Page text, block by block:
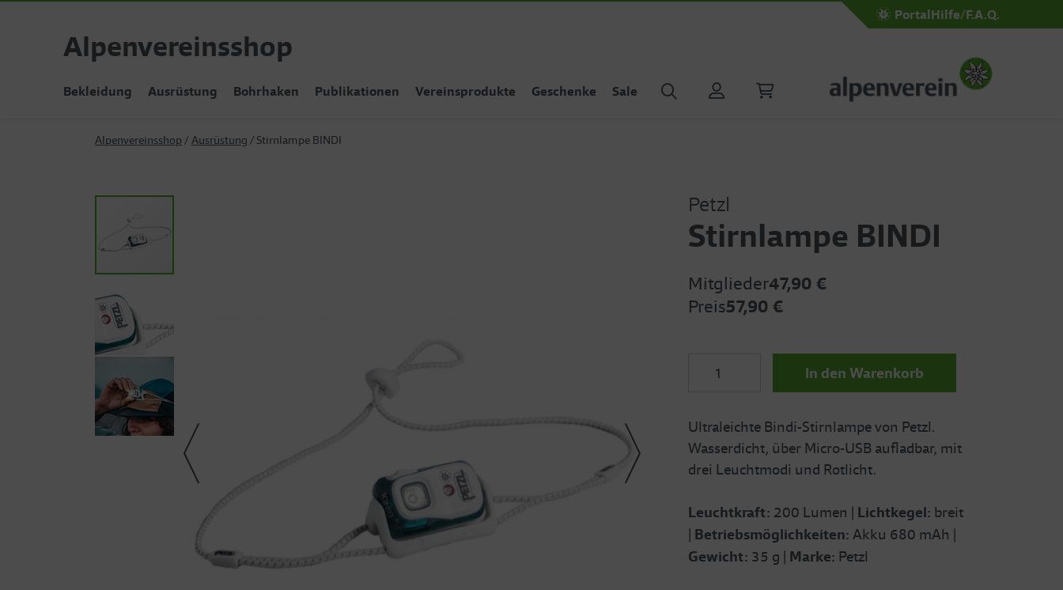
PortalHilfe/F.A.Q.
Alpenvereinsshop
Bekleidung Ausrüstung Bohrhaken Publikationen Vereinsprodukte Geschenke Sale
Alpenvereinsshop Ausrüstung Stirnlampe BINDI
Petzl
Stirnlampe BINDI
Mitglieder47,90 €
Preis57,90 €
In den Warenkorb
Ultraleichte Bindi-Stirnlampe von Petzl.
Wasserdicht, über Micro-USB aufladbar, mit
drei Leuchtmodi und Rotlicht.
Leuchtkraft: 200 Lumen | Lichtkegel: breit
| Betriebsmöglichkeiten: Akku 680 mAh |
Gewicht: 35 g | Marke: Petzl